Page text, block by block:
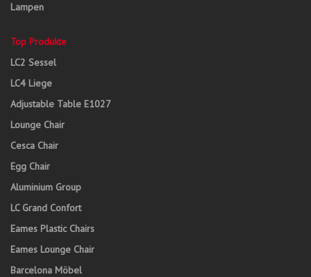
Lampen
Top Produkte
LC2 Sessel
LC4 Liege
Adjustable Table E1027
Lounge Chair
Cesca Chair
Egg Chair
Aluminium Group
LC Grand Confort
Eames Plastic Chairs
Eames Lounge Chair
Barcelona Möbel